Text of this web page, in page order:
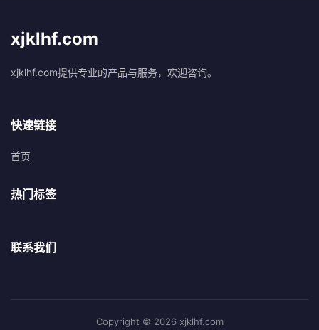
xjklhf.com
xjklhf.com提供专业的产品与服务，欢迎咨询。
快速链接
首页
热门标签
联系我们
Copyright © 2026 xjklhf.com